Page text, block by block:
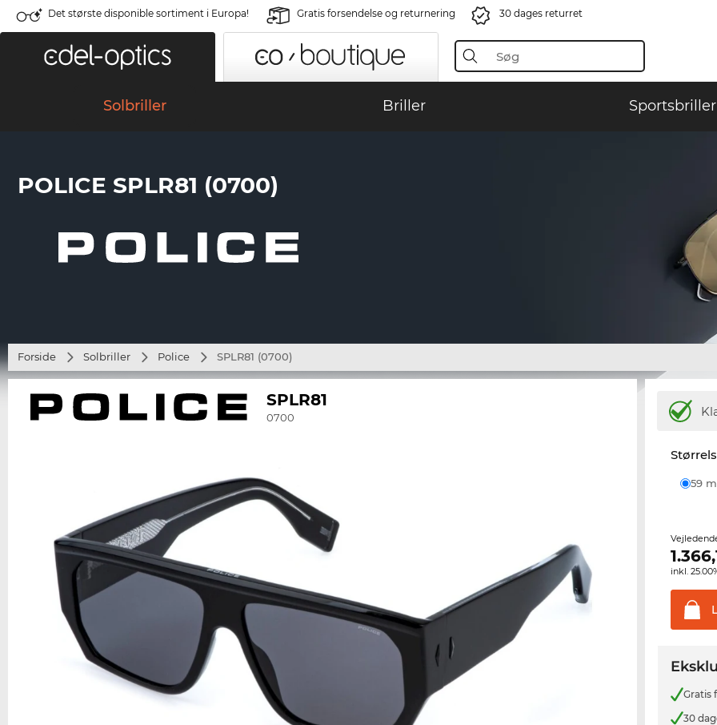
Det største disponible sortiment i Europa! Gratis forsendelse og returnering 30 dages returret
Solbriller Briller Sportsbriller
POLICE SPLR81 (0700)
Forside Solbriller Police SPLR81 (0700)
SPLR81
0700
59
inkl.
Gratis
30